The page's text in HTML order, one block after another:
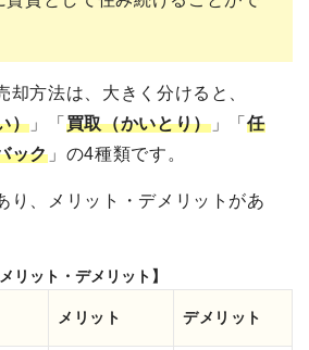
却方法は、大きく分けると、
） 」「 買取（かいとり）」「任
ック 」の4種類です。
り、メリット・デメリットがあ
リット・デメリット】
メリット デメリット